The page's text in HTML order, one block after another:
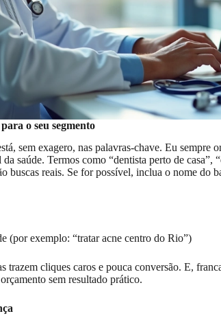
o seu segmento
sem exagero, nas palavras-chave. Eu sempre
saúde. Termos como “dentista perto de casa”,
buscas reais. Se for possível, inclua o nome do
(por exemplo: “tratar acne centro do Rio”)
trazem cliques caros e pouca conversão. E,
sem resultado prático.